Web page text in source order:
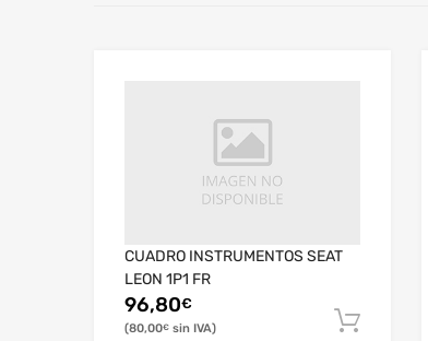
CUADRO INSTRUMENTOS SEAT
LEON 1P1 FR
96,80€
80,00€